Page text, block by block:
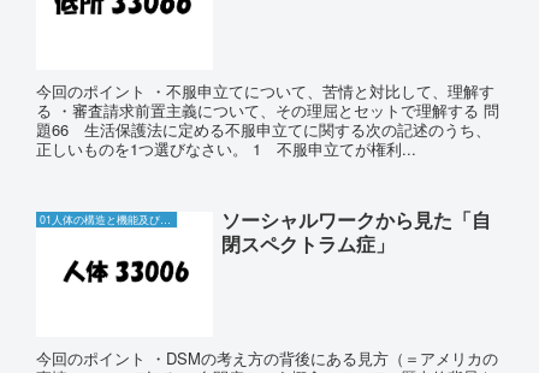
今回のポイント ・不服申立てについて、苦情と対比して、理解す
る ・審査請求前置主義について、その理屈とセットで理解する 問
題66 生活保護法に定める不服申立てに関する次の記述のうち、
正しいものを1つ選びなさい。 1 不服申立てが権利...
01人体の構造と機能及び疾病
ソーシャルワークから見た「自
閉スペクトラム症」
今回のポイント ・DSMの考え方の背後にある見方（＝アメリカの